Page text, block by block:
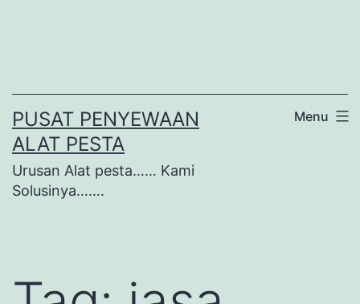
PUSAT PENYEWAAN
ALAT PESTA
Urusan Alat pesta…… Kami
Solusinya…….
Menu